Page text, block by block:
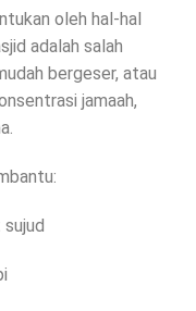
oleh hal-hal
adalah salah
bergeser, atau
jamaah,